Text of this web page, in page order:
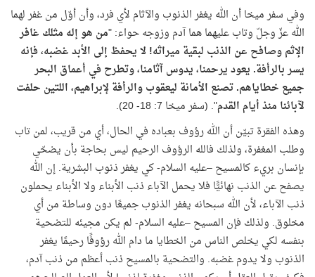
وفي سفر ميخا أن الله يغفر الذنوب والآثام لأي فرد، وأن أوّل من غفر لهما
الله عزّ وجلّ وتاب عليهما هما آدم وزوجه حواء: "من هو إله مثلك غافر
الإثم وصافح عن الذنب لبقية ميراثه! لا يحفظ إلى الأبد غضبه، فإنه
يسر بالرأفة. يعود يرحمنا، يدوس آثامنا، وتطرح في أعماق البحر
جميع خطاياهم.تصنع الأمانة ليعقوب والرأفة لإبراهيم، اللتين حلفت
لآبائنا منذ أيام القدم". (سفر ميخا 7: 18- 20).
وهذه الفقرة تبيّن أن الله رؤوف بعباده في الحال، أي من قريب، لمن تاب
وطلب المغفرة، ولذلك فالله الرؤوف الرحيم ليس بحاجة بأن يضحّي
بإنسان بريء كالمسيح –عليه السلام- كي يغفر ذنوب البشرية. إن الله
يصفح عن الذنب نهائيًّا فلا يحمل الآباء ذنب الأبناء ولا الأبناء يحملون
ذنب الآباء، لأن الله سبحانه يغفر الذنوب جميعًا دون وساطة من أي
مخلوق. ولذلك فإن المسيح –عليه السلام- لم يكن مجيئه للتضحية
بنفسه لكي يخلص الناس من الخطايا ما دام الله رؤوفًا رحيمًا يغفر
الذنوب ولا يدوم غضبه. والتضحية بالمسيح ذنب أعظم من ذنب آدم،